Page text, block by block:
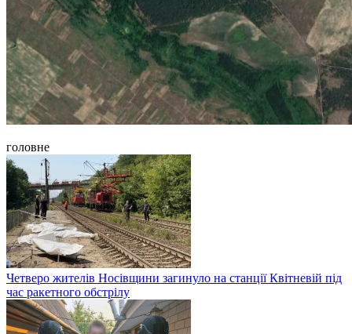
головне
Четверо жителів Носівщини загинуло на станції Квітневій під
час ракетного обстрілу